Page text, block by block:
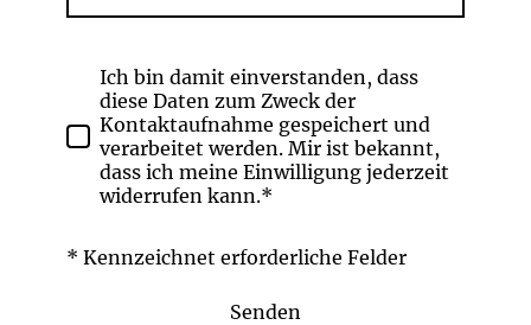
Ich bin damit einverstanden, dass
diese Daten zum Zweck der
Kontaktaufnahme gespeichert und
verarbeitet werden. Mir ist bekannt,
dass ich meine Einwilligung jederzeit
widerrufen kann.*
* Kennzeichnet erforderliche Felder
Senden